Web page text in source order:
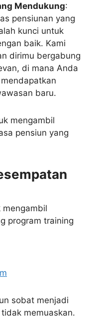
Mendukung:
pensiunan yang
kunci untuk
baik. Kami
dirimu bergabung
di mana Anda
baru.
mengambil
pensiun yang
mengambil
program training
sobat menjadi
memuaskan.